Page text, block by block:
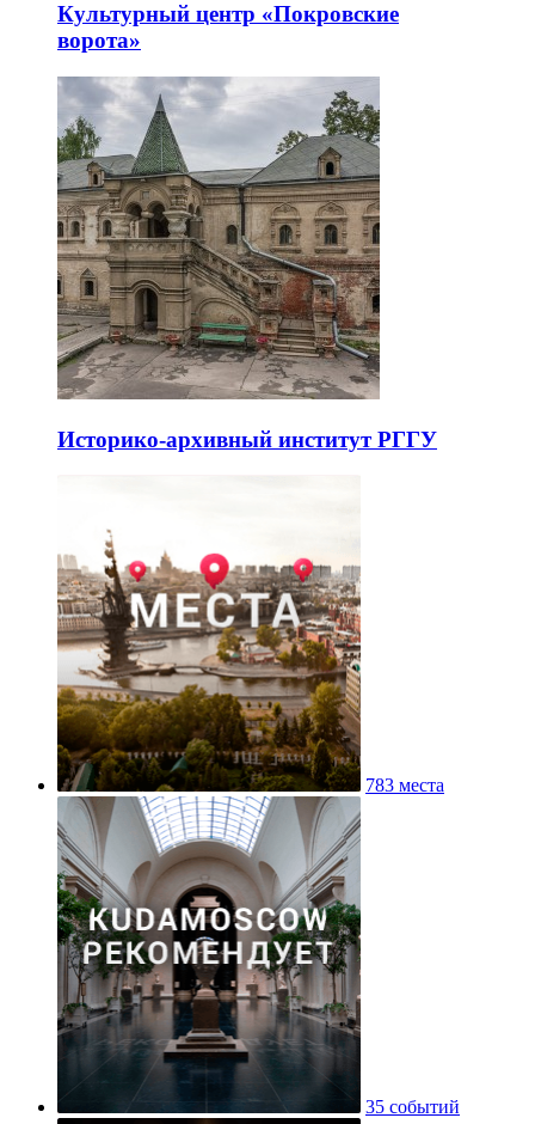
Культурный центр «Покровские
ворота»
Историко-архивный институт РГГУ
783 места
35 событий